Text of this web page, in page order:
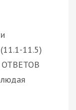
11.5)
ОТВЕТОВ